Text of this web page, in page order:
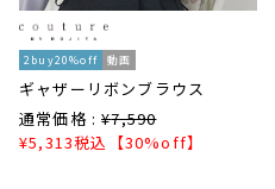
2buy20%off 動画
ギャザーリボンブラウス
通常価格 : ¥7,590
¥5,313税込 【30%off】